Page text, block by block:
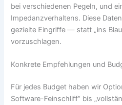
bei verschiedenen Pegeln, und
Impedanzverhaltens. Diese
gezielte Eingriffe — statt „ins
vorzuschlagen.
Konkrete Empfehlungen und
Für jedes Budget haben wir
Software-Feinschliff“ bis